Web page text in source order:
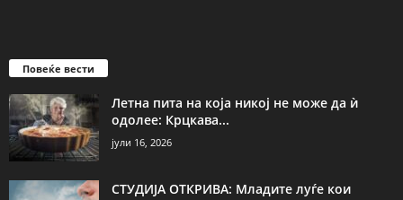
Повеќе вести
Летна пита на која никој не може да ѝ
одолее: Крцкава...
јули 16, 2026
СТУДИЈА ОТКРИВА: Младите луѓе кои